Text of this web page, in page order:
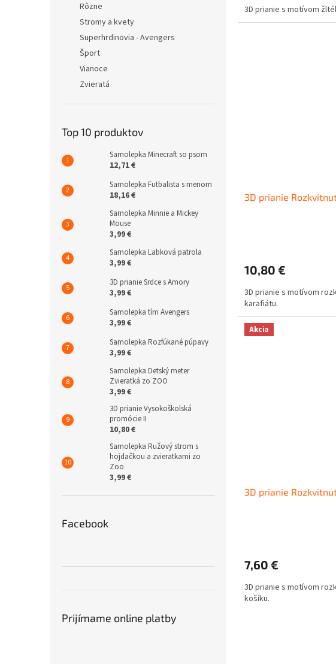
Rôzne
Stromy a kvety
Superhrdinovia - Avengers
Šport
Vianoce
Zvieratá
Top 10 produktov
Samolepka Minecraft so psom
12,71 €
Samolepka Futbalista s menom
18,16 €
Samolepka Minnie a Mickey
Mouse
3,99 €
Samolepka Labková patrola
3,99 €
3D prianie Srdce s Amory
3,99 €
Samolepka tím Avengers
3,99 €
Samolepka Rozfúkané púpavy
3,99 €
Samolepka Detský meter
Zvieratká zo ZOO
3,99 €
3D prianie Vysokoškolská
promócie II
10,80 €
Samolepka Ružový strom s
hojdačkou a zvieratkami zo
Zoo
3,99 €
Facebook
Prijímame online platby
3D prianie s motívom
3D prianie
10,80 €
3D prianie s motívom
karafiátu.
Akcia
3D prianie
7,60 €
3D prianie s motívom
košíku.